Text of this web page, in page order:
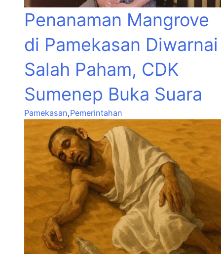
Penanaman Mangrove
di Pamekasan Diwarnai
Salah Paham, CDK
Sumenep Buka Suara
Pamekasan,Pemerintahan